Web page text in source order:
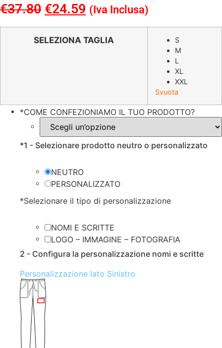
€37.80 Il
prezzo
originale
€24.59 Il
prezzo
attuale
(Iva Inclusa)
SELEZIONA TAGLIA
S
M
L
XL
XXL
Svuota
*COME CONFEZIONIAMO IL TUO PRODOTTO?
*1 - Selezionare prodotto neutro o personalizzato
NEUTRO
PERSONALIZZATO
*Selezionare il tipo di personalizzazione
NOMI E SCRITTE
LOGO – IMMAGINE – FOTOGRAFIA
2 - Configura la personalizzazione nomi e scritte
Personalizzazione lato Sinistro